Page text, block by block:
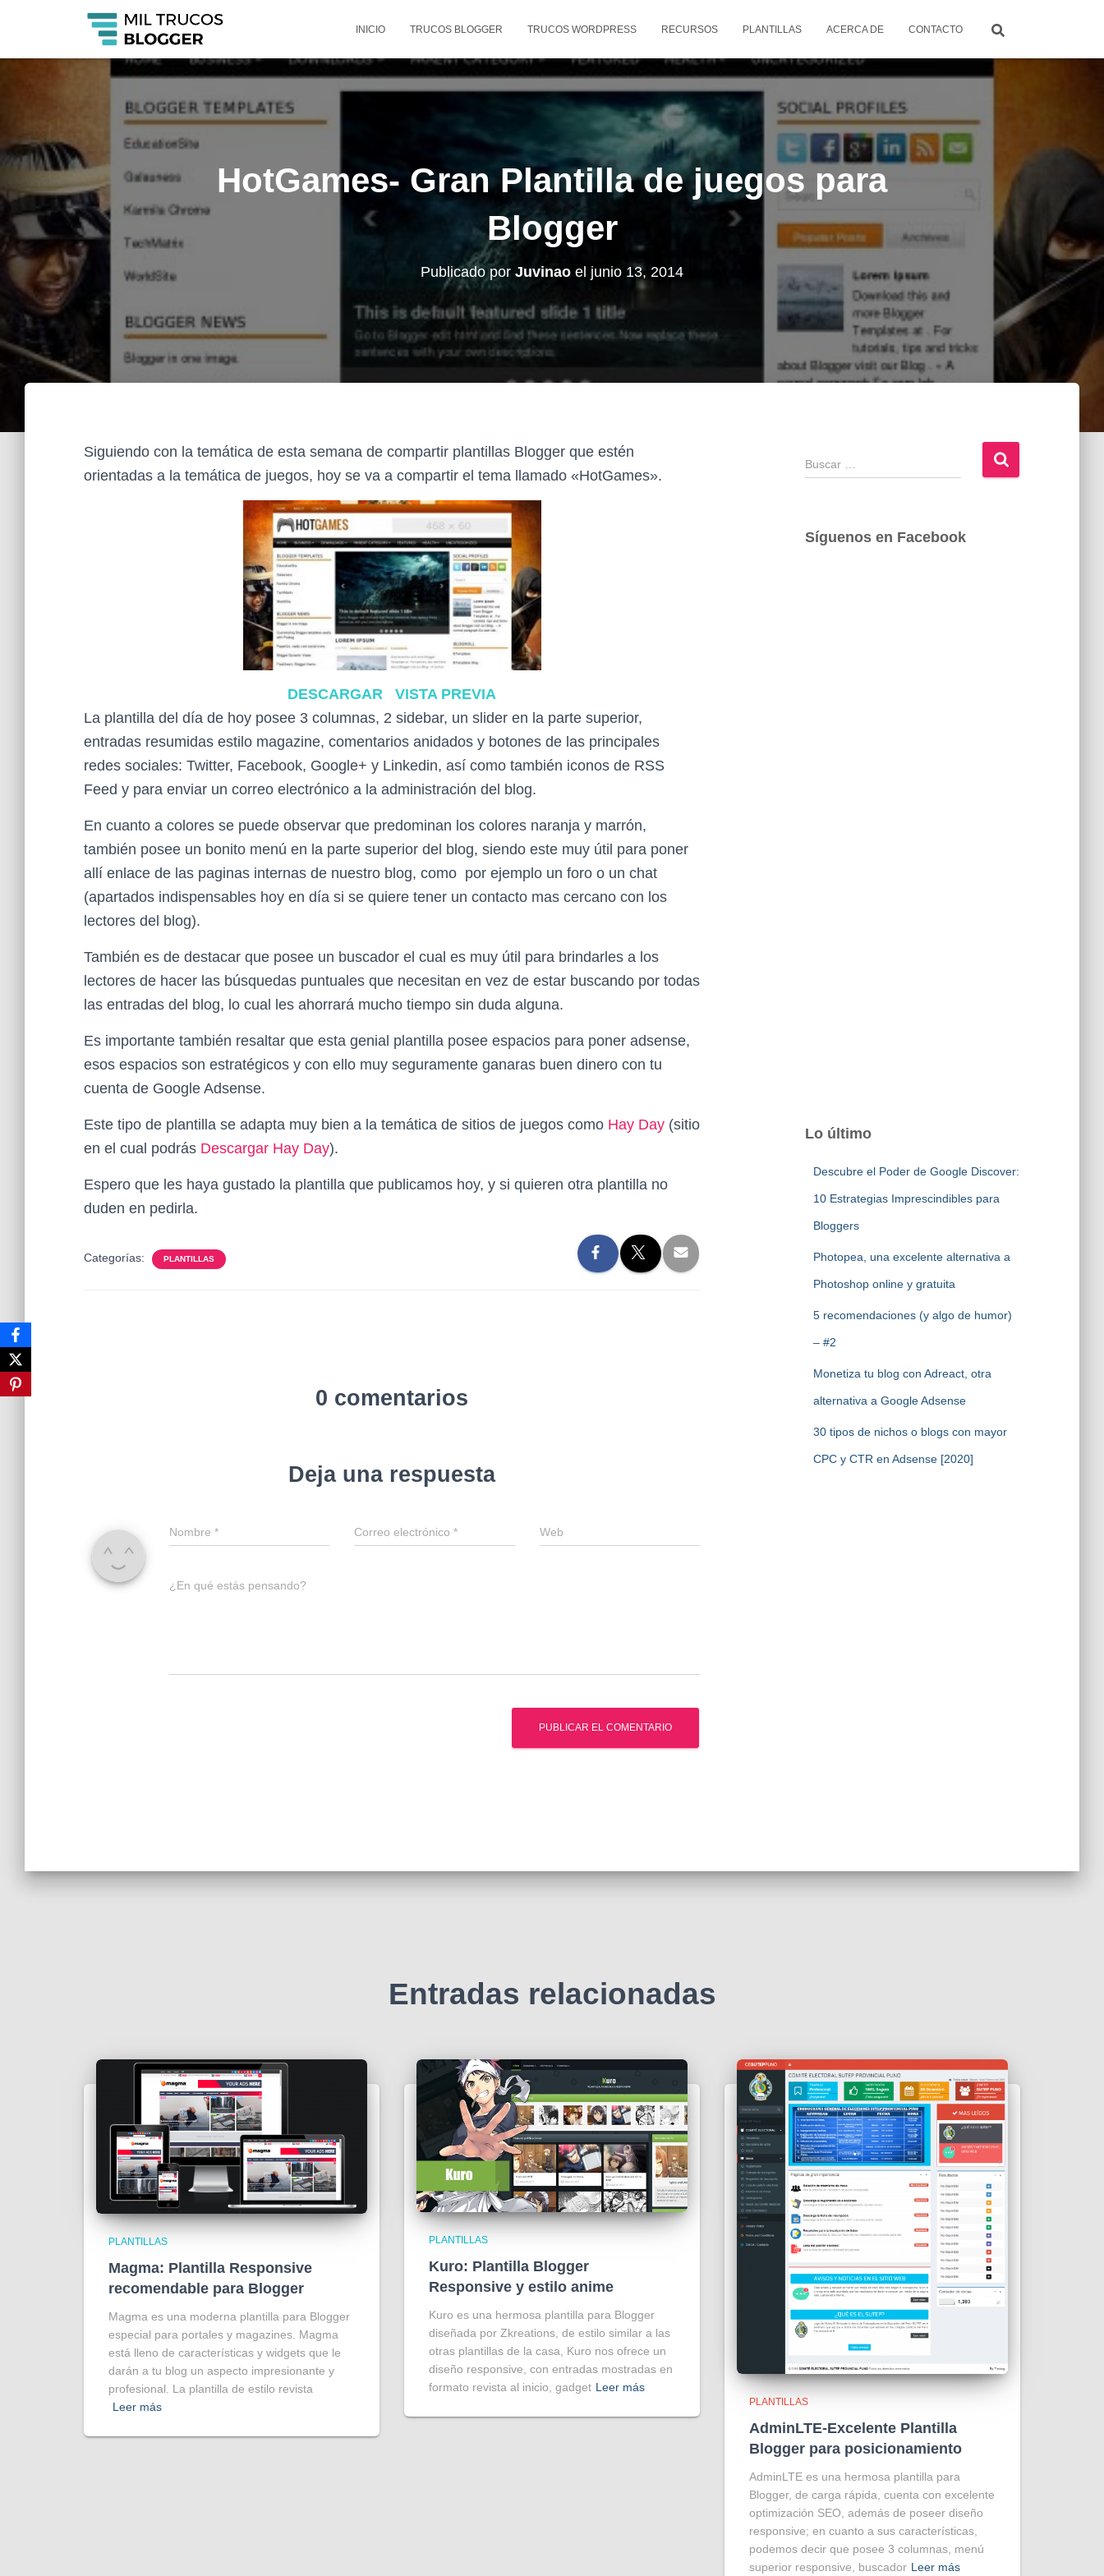
INICIO TRUCOS BLOGGER TRUCOS WORDPRESS RECURSOS PLANTILLAS ACERCA DE CONTACTO
HotGames- Gran Plantilla de juegos para
Blogger
Publicado por Juvinao el junio 13, 2014
Siguiendo con la temática de esta semana de compartir plantillas Blogger que estén
orientadas a la temática de juegos, hoy se va a compartir el tema llamado «HotGames».
DESCARGAR
VISTA PREVIA
La plantilla del día de hoy posee 3 columnas, 2 sidebar, un slider en la parte superior,
entradas resumidas estilo magazine, comentarios anidados y botones de las principales
redes sociales: Twitter, Facebook, Google+ y Linkedin, así como también iconos de RSS
Feed y para enviar un correo electrónico a la administración del blog.
En cuanto a colores se puede observar que predominan los colores naranja y marrón,
también posee un bonito menú en la parte superior del blog, siendo este muy útil para poner
allí enlace de las paginas internas de nuestro blog, como por ejemplo un foro o un chat
(apartados indispensables hoy en día si se quiere tener un contacto mas cercano con los
lectores del blog).
También es de destacar que posee un buscador el cual es muy útil para brindarles a los
lectores de hacer las búsquedas puntuales que necesitan en vez de estar buscando por todas
las entradas del blog, lo cual les ahorrará mucho tiempo sin duda alguna.
Es importante también resaltar que esta genial plantilla posee espacios para poner adsense,
esos espacios son estratégicos y con ello muy seguramente ganaras buen dinero con tu
cuenta de Google Adsense.
Este tipo de plantilla se adapta muy bien a la temática de sitios de juegos como Hay Day (sitio
en el cual podrás Descargar Hay Day).
Espero que les haya gustado la plantilla que publicamos hoy, y si quieren otra plantilla no
duden en pedirla.
Categorías: PLANTILLAS
0 comentarios
Deja una respuesta
Nombre * Correo electrónico* Web
¿En qué estás pensando?
B
u
a
Síguenos en Facebook
Lo último
Descubre el Poder de Google Discover:
10 Estrategias Imprescindibles para
Bloggers
Photopea, una excelente alternativa a
Photoshop online y gratuita
5 recomendaciones (y algo de humor)
– #2
Monetiza tu blog con Adreact, otra
alternativa a Google Adsense
30 tipos de nichos o blogs con mayor
CPC y CTR en Adsense [2020]
Entradas relacionadas
PLANTILLAS
Magma: Plantilla Responsive
recomendable para Blogger
Magma es una moderna plantilla para Blogger
especial para portales y magazines. Magma
está lleno de características y widgets que le
darán a tu blog un aspecto impresionante y
profesional. La plantilla de estilo revista
Leer más
PLANTILLAS
Kuro: Plantilla Blogger
Responsive y estilo anime
Kuro es una hermosa plantilla para Blogger
diseñada por Zkreations, de estilo similar a las
otras plantillas de la casa, Kuro nos ofrece un
diseño responsive, con entradas mostradas en
formato revista al inicio, gadget Leer más
PLANTILLAS
AdminLTE-Excelente Plantilla
Blogger para posicionamiento
AdminLTE es una hermosa plantilla para
Blogger, de carga rápida, cuenta con excelente
optimización SEO, además de poseer diseño
responsive; en cuanto a sus características,
podemos decir que posee 3 columnas, menú
superior responsive, buscador Leer más